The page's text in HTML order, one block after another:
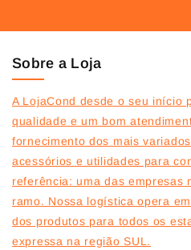
Sobre a Loja
A LojaCond desde o seu início
qualidade e um bom
fornecimento dos mais
acessórios e utilidades para
referência: uma das empresas
ramo. Nossa logística opera
dos produtos para todos os
expressa na região SUL.